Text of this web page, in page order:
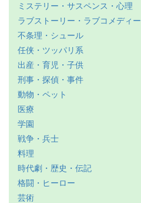
ミステリー・サスペンス・心理
ラブストーリー・ラブコメディー
不条理・シュール
任侠・ツッパリ系
出産・育児・子供
刑事・探偵・事件
動物・ペット
医療
学園
戦争・兵士
料理
時代劇・歴史・伝記
格闘・ヒーロー
芸術